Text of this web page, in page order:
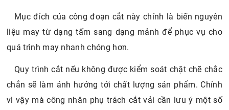
Mục đích của công đoạn cắt này chính là biến nguyên
liệu may từ dạng tấm sang dạng mảnh để phục vụ cho
quá trình may nhanh chóng hơn.
Quy trình cắt nếu không được kiểm soát chặt chẽ chắc
chắn sẽ làm ảnh hưởng tới chất lượng sản phẩm. Chính
vì vậy mà công nhân phụ trách cắt vải cần lưu ý một số